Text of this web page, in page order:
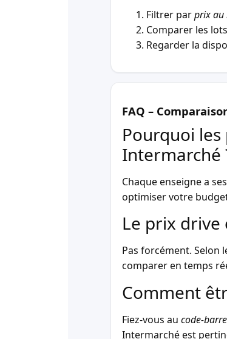
Filtrer parprix au
Comparer les
Regarder la
FAQ –
Pourquoi
Intermarché
Chaque enseigne a
optimiser votre
Le prix drive
Pas forcément. Selon
comparer en temps
Comment
Fiez-vous au code-
Intermarché est